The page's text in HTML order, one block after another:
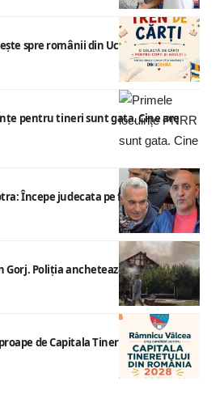
spre românii din Ucraina
pentru tineri sunt gata. Cine are
Începe judecata pe fond
Gorj. Poliția anchetează
de Capitala Tineretului